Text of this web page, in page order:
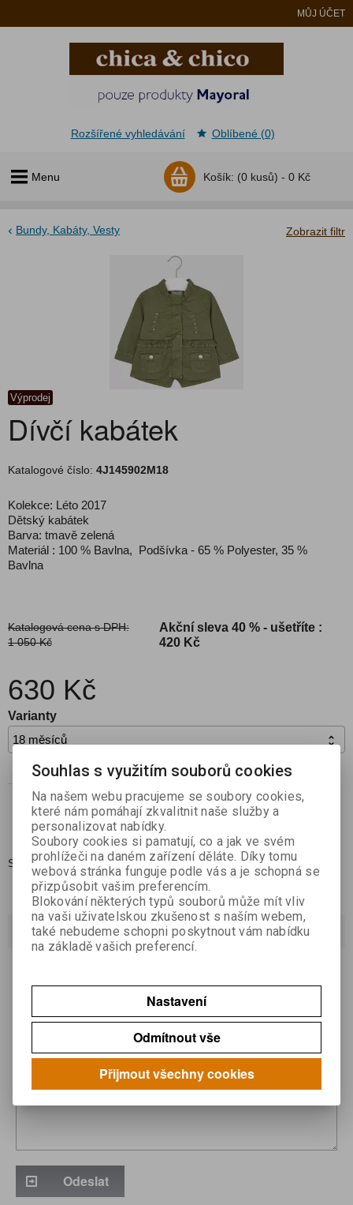
MŮJ ÚČET
Menu Košík: (0 kusů) - 0 Kč
Rozšířené vyhledávání Oblíbené (0)
Zobrazit filtr
Bundy, Kabáty, Vesty
Výprodej
Dívčí kabátek
Katalogové číslo: 4J145902M18
Kolekce: Léto 2017
Dětský kabátek
Barva: tmavě zelená
Materiál : 100 % Bavlna, Podšívka - 65 % Polyester, 35 %
Bavlna
Katalogová cena s DPH:
1 050 Kč
Akční sleva40 % - ušetříte :
420 Kč
630 Kč
Varianty


Přidat do oblíbených
Skladem:1 ks
Dotaz na výrobek
Odeslat
Souhlas s využitím souborů cookies
Na našem webu pracujeme se soubory cookies,
které nám pomáhají zkvalitnit naše služby a
personalizovat nabídky.
Soubory cookies si pamatují, co a jak ve svém
prohlížeči na daném zařízení děláte. Díky tomu
webová stránka funguje podle vás a je schopná se
přizpůsobit vašim preferencím.
Blokování některých typů souborů může mít vliv
na vaši uživatelskou zkušenost s naším webem,
také nebudeme schopni poskytnout vám nabídku
na základě vašich preferencí.
Nastavení
Odmítnout vše
Přijmout všechny cookies